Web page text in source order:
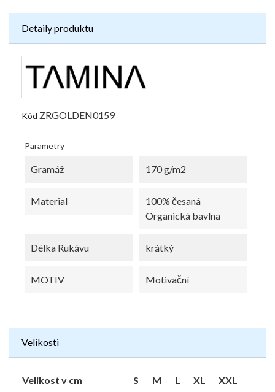
Detaily produktu
Kód ZRGOLDEN0159
Parametry
Gramáž 170 g/m2
Material
100% česaná
Organická bavlna
Délka Rukávu krátký
MOTIV Motivační
Velikosti
Velikost v cm S M L XL XXL